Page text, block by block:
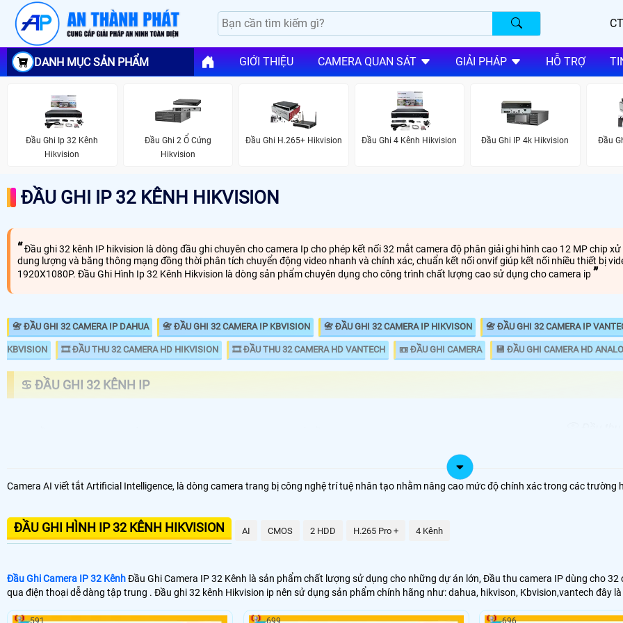
DANH MỤC SẢN PHẨM GIỚI THIỆU CAMERA QUAN SÁT GIẢI PHÁP HỖ TRỢ
Đầu Ghi Ip 32 Kênh
Hikvision
Đầu Ghi 2 Ổ Cứng
Hikvision
Đầu Ghi H.265+ Hikvision Đầu Ghi 4 Kênh Hikvision Đầu Ghi IP 4k Hikvision Đầu
ĐẦU GHI IP 32 KÊNH HIKVISION
Đầu ghi 32 kênh IP hikvision là dòng đầu ghi chuyên cho camera Ip cho phép kết nối 32 mắt camera độ phân giải ghi hình cao 12 MP chip
dung lượng và băng thông mạng đồng thời phân tích chuyển động video nhanh và chính xác, chuẩn kết nối onvif giúp kết nối nhiều thiết bị
1920X1080P. Đầu Ghi Hình Ip 32 Kênh Hikvision là dòng sản phẩm chuyên dụng cho công trình chất lượng cao sử dụng cho camera ip
📇 ĐẦU GHI 32 CAMERA IP DAHUA 📇 ĐẦU GHI 32 CAMERA IP KBVISION 📇 ĐẦU GHI 32 CAMERA IP HIKVISON 📇 ĐẦU GHI 32 CAMERA IP
KBVISION 🎞 ĐẦU THU 32 CAMERA HD HIKVISION 🎞 ĐẦU THU 32 CAMERA HD VANTECH 📼 ĐẦU GHI CAMERA 💾 ĐẦU GHI CAMERA HD
♋ ĐẦU GHI 32 KÊNH IP
📼 Đầu Ghi Camera IP 32 Kênh 4k 25.000.000 VNĐDS-7732NI-K4/16P
📬 Đầu Thu Camera IP 32 Kênh Chính Hãng
lượng lớn
💾 Đầu thu 32 kênh Hikvision IP của nhiều thương hiệu camera. trong dó những thương hiệu camera chất lượng như Hikvision, Daua,
tín 💡
Camera AI viết tắt Artificial Intelligence, là dòng camera trang bị công nghệ trí tuệ nhân tạo nhằm nâng cao mức độ chính xác trong các trường
ĐẦU GHI HÌNH IP 32 KÊNH HIKVISION AI CMOS 2 HDD H.265 Pro + 4 Kênh
Đầu Ghi Camera IP 32 KênhĐầu Ghi Camera IP 32 Kênh là sản phẩm chất lượng sử dụng cho những dự án lớn, Đầu thu camera IP dùng cho
qua điện thoại dễ dàng tập trung . Đầu ghi 32 kênh Hikvision ip nên sử dụng sản phẩm chính hãng như: dahua, hikvison, Kbvision,vantech đây
591 699 696